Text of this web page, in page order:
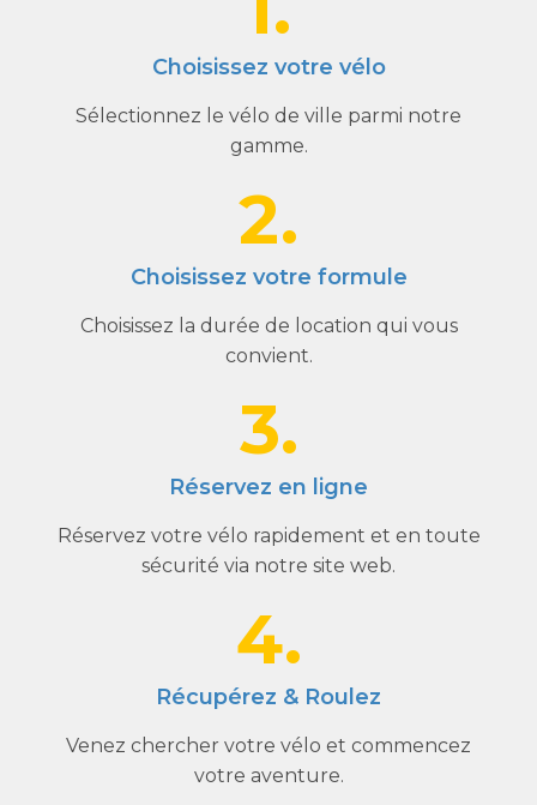
Choisissez votre vélo
Sélectionnez le vélo de ville parmi notre
gamme.
2.
Choisissez votre formule
Choisissez la durée de location qui vous
convient.
3.
Réservez en ligne
Réservez votre vélo rapidement et en toute
sécurité via notre site web.
4.
Récupérez & Roulez
Venez chercher votre vélo et commencez
votre aventure.